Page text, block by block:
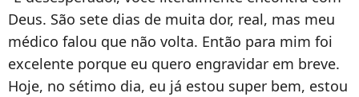
Deus. São sete dias de muita dor, real, mas meu
médico falou que não volta. Então para mim foi
excelente porque eu quero engravidar em breve.
Hoje, no sétimo dia, eu já estou super bem, estou